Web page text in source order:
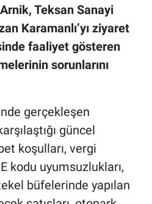
Teksan Sanayi
Karamanlı’yı ziyaret
faaliyet gösteren
sorunlarını
gerçekleşen
güncel
koşulları, vergi
kodu uyumsuzlukları,
büfelerinde yapılan